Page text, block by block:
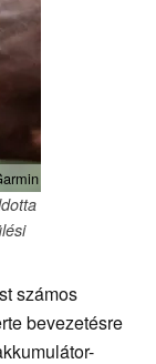
számos
bevezetésre